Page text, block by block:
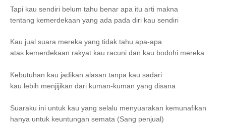
Tapi kau sendiri belum tahu benar apa itu arti makna
tentang kemerdekaan yang ada pada diri kau sendiri
Kau jual suara mereka yang tidak tahu apa-apa
atas kemerdekaan rakyat kau racuni dan kau bodohi mereka
Kebutuhan kau jadikan alasan tanpa kau sadari
kau lebih menjijikan dari kuman-kuman yang disana
Suaraku ini untuk kau yang selalu menyuarakan kemunafikan
hanya untuk keuntungan semata (Sang penjual)